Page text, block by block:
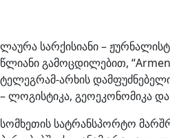
ლაურა სარქისიანი –
წლიანი გამოცდილებით,
ტელეგრამ-არხის
– ლოგისტიკა, გეოეკონომიკა
სომხეთის სატრანსპორტო